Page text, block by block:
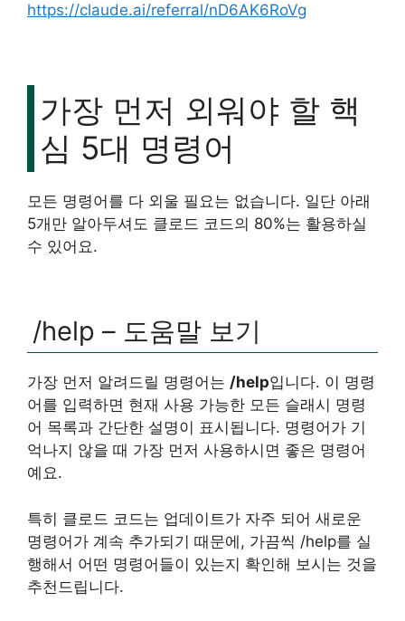
https://claude.ai/referral/nD6AK6RoVg
가장 먼저 외워야 할 핵
심 5대 명령어
모든 명령어를 다 외울 필요는 없습니다. 일단 아래
5개만 알아두셔도 클로드 코드의 80%는 활용하실
수 있어요.
/help – 도움말 보기
가장 먼저 알려드릴 명령어는 /help입니다. 이 명령
어를 입력하면 현재 사용 가능한 모든 슬래시 명령
어 목록과 간단한 설명이 표시됩니다. 명령어가 기
억나지 않을 때 가장 먼저 사용하시면 좋은 명령어
예요.
특히 클로드 코드는 업데이트가 자주 되어 새로운
명령어가 계속 추가되기 때문에, 가끔씩 /help를 실
행해서 어떤 명령어들이 있는지 확인해 보시는 것을
추천드립니다.